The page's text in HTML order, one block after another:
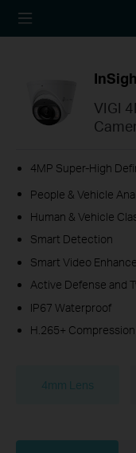
VIGI
4MP Super-High
People & Vehicle
Human & Vehicle
Smart Detection
Smart Video
Active Defense and
IP67 Waterproof
H.265+
4mm Lens